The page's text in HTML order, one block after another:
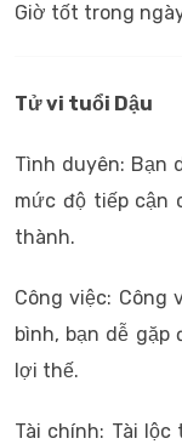
Giờ tốt trong
Tử vi tuổi Dậu
Tình duyên: Bạn
mức độ tiếp cận
thành.
Công việc:
bình, bạn dễ gặp
lợi thế.
Tài chính: Tài